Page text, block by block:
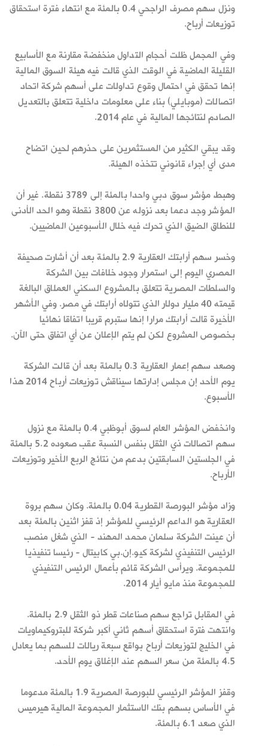
ونزل سهم مصرف الراجحي 0.4 بالمئة مع انتهاء فترة استحقاق
توزيعات أرباح.
وفي المجمل ظلت أحجام التداول منخفضة مقارنة مع الأسابيع
القليلة الماضية في الوقت الذي قالت فيه هيئة السوق المالية
إنها تحقق في احتمال وقوع تداولات على أسهم شركة اتحاد
اتصالات (موبايلي) بناء على معلومات داخلية تتعلق بالتعديل
الصادم لنتائجها المالية في عام 2014.
وقد يبقي الكثير من المستثمرين على حذرهم لحين اتضاح
مدى أي إجراء قانوني تتخذه الهيئة.
وهبط مؤشر سوق دبي واحدا بالمئة إلى 3789 نقطة. غير أن
المؤشر وجد دعما بعد نزوله عن 3800 نقطة وهو الحد الأدنى
للنطاق الضيق الذي تحرك فيه خلال الأسبوعين الماضيين.
وخسر سهم أرابتك العقارية 2.9 بالمئة بعد أن أشارت صحيفة
المصري اليوم إلى استمرار وجود خلافات بين الشركة
والسلطات المصرية تتعلق بالمشروع السكني العملاق البالغة
قيمته 40 مليار دولار الذي تتولاه أرابتك في مصر. وفي الأشهر
الأخيرة قالت أرابتك مرارا إنها ستبرم قريبا اتفاقا نهائيا
بخصوص المشروع لكن لم يتم الإعلان عن أي اتفاق حتى الآن.
وصعد سهم إعمار العقارية 0.3 بالمئة بعد أن قالت الشركة
يوم الأحد إن مجلس إدارتها سيناقش توزيعات أرباح 2014 هذا
الأسبوع.
وانخفض المؤشر العام لسوق أبوظبي 0.4 بالمئة مع نزول
سهم اتصالات ذي الثقل بنفس النسبة عقب صعوده 5.2 بالمئة
في الجلستين السابقتين بدعم من نتائج الربع الأخير وتوزيعات
الأرباح.
وزاد مؤشر البورصة القطرية 0.04 بالمئة. وكان سهم بروة
العقارية هو الداعم الرئيسي للمؤشر إذ قفز اثنين بالمئة بعد
أن عينت الشركة سلمان محمد المهند - الذي شغل منصب
الرئيس التنفيذي لشركة كيو.إن.بي كابيتال - رئيسا تنفيذيا
للمجموعة. ويرأس الشركة قائم بأعمال الرئيس التنفيذي
للمجموعة منذ مايو أيار 2014.
في المقابل تراجع سهم صناعات قطر ذو الثقل 2.9 بالمئة.
وانتهت فترة استحقاق أسهم ثاني أكبر شركة للبتروكيماويات
في الخليج لتوزيعات أرباح بواقع سبعة ريالات للسهم بما يعادل
4.5 بالمئة من سعر السهم عند الإغلاق يوم الأحد.
وقفز المؤشر الرئيسي للبورصة المصرية 1.9 بالمئة مدعوما
في الأساس بسهم بنك الاستثمار المجموعة المالية هيرميس
الذي صعد 6.1 بالمئة.